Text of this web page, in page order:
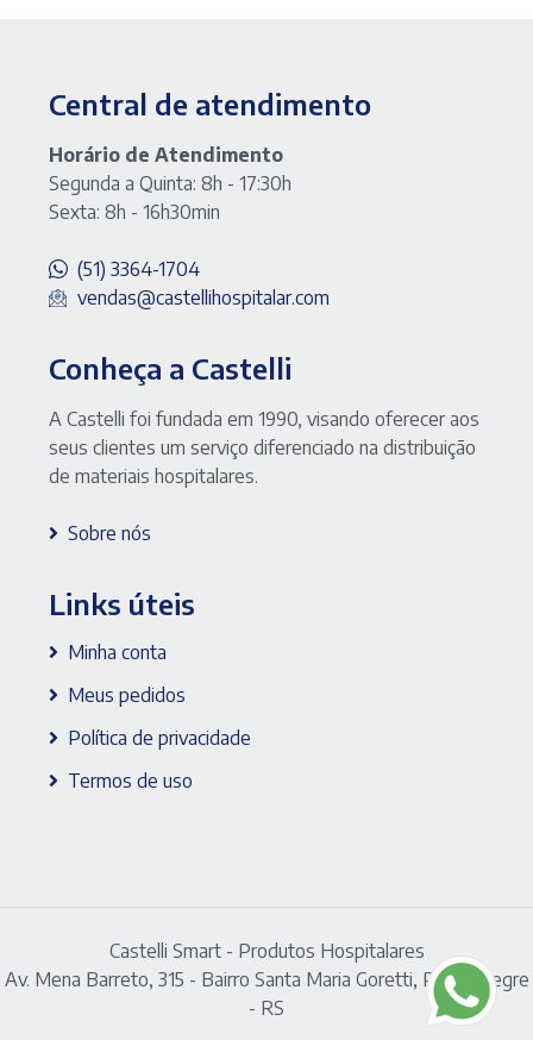
Central de atendimento
Horário de Atendimento
Segunda a Quinta: 8h - 17:30h
Sexta: 8h - 16h30min
(51) 3364-1704
vendas@castellihospitalar.com
Conheça a Castelli
A Castelli foi fundada em 1990, visando oferecer aos
seus clientes um serviço diferenciado na distribuição
de materiais hospitalares.
Sobre nós
Links úteis
Minha conta
Meus pedidos
Política de privacidade
Termos de uso
Castelli Smart - Produtos Hospitalares
Av. Mena Barreto, 315 - Bairro Santa Maria Goretti, Porto Alegre
- RS